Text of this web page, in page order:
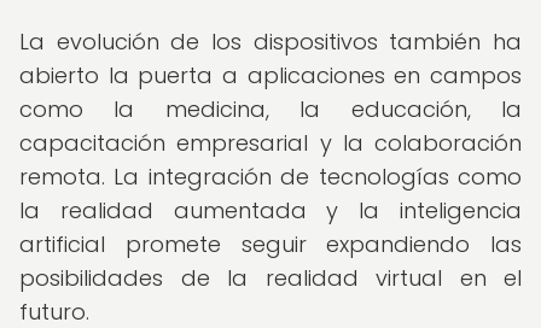
La evolución de los dispositivos también ha
abierto la puerta a aplicaciones en campos
como la medicina, la educación, la
capacitación empresarial y la colaboración
remota. La integración de tecnologías como
la realidad aumentada y la inteligencia
artificial promete seguir expandiendo las
posibilidades de la realidad virtual en el
futuro.